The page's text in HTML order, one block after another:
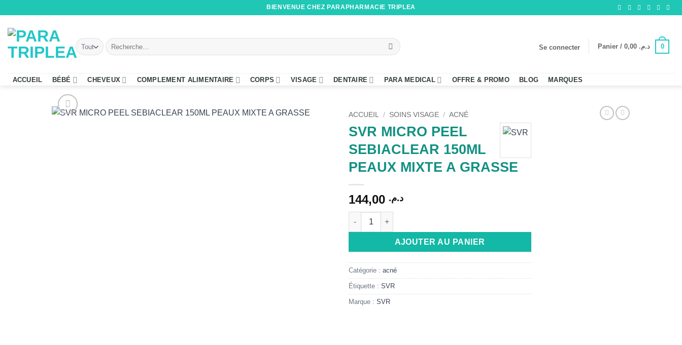
contenu
BIENVENUE CHEZ PARAPHARMACIE TRIPLEA
Recherche
pour :
Se connecter Panier / د.م. 0
ACCUEIL BÉBÉ CHEVEUX COMPLEMENT ALIMENTAIRE CORPS VISAGE DENTAIRE PARA MEDICAL OFFRE & PROMO BLOG MARQUES
ACCUEIL / SOINS VISAGE / ACNÉ
SVR MICRO PEEL
SEBIACLEAR 150ML
PEAUX MIXTE A GRASSE
د.م.
quantité de SVR MICRO PEEL SEBIACLEAR 150ML PEAUX MIXTE A GRASSE
AJOUTER AU PANIER
Alternative:
Catégorie : acné
Étiquette : SVR
Marque : SVR